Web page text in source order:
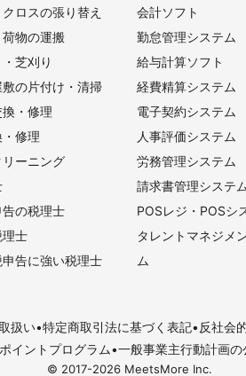
ロスの張り替え
物の運搬
芝刈り
敷の片付け・清掃
換・修理
修理
リーニング
の税理士
理士
告に強い税理士
会計ソフト
勤怠管理システム
給与計算ソフト
経費精算システム
電子契約システム
人事評価システム
労務管理システム
請求書管理システム
POSレジ・POSシ
タレントマネジメ
ム
扱い 特定商取引法に基づく表記 反社会
イントプログラム 一般事業主行動計画の
© 2017-2026 MeetsMore Inc.